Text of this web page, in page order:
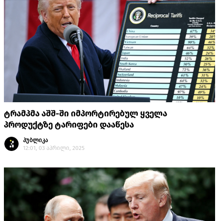
ტრამპმა აშშ-ში იმპორტირებულ ყველა
პროდუქტზე ტარიფები დააწესა
პუბლიკა
12:01, 03 აპრილი, 2025